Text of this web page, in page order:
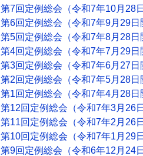
第7回定例総会（令和7年10月28
第6回定例総会（令和7年9月29日
第5回定例総会（令和7年8月28日
第4回定例総会（令和7年7月29日
第3回定例総会（令和7年6月27日
第2回定例総会（令和7年5月28日
第1回定例総会（令和7年4月28日
第12回定例総会（令和7年3月26
第11回定例総会（令和7年2月26
第10回定例総会（令和7年1月29
第9回定例総会（令和6年12月24